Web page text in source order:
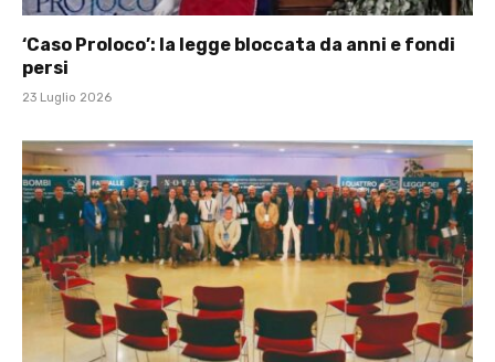
‘Caso Proloco’: la legge bloccata da anni e fondi
persi
23 Luglio 2026